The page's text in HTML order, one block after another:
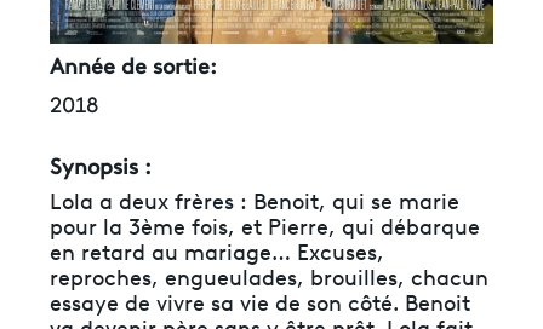
Année de sortie:
2018
Synopsis :
Lola a deux frères : Benoit, qui se marie
pour la 3ème fois, et Pierre, qui débarque
en retard au mariage… Excuses,
reproches, engueulades, brouilles, chacun
essaye de vivre sa vie de son côté. Benoit